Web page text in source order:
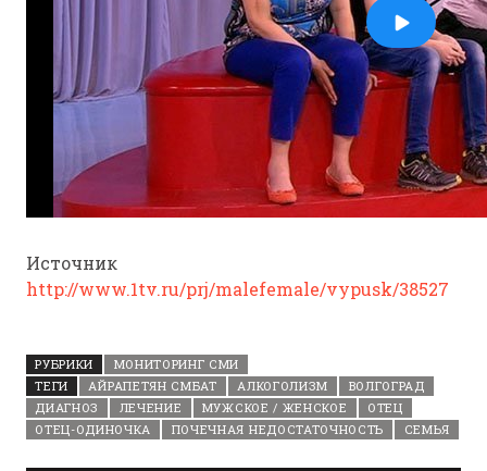
Источник
http://www.1tv.ru/prj/malefemale/vypusk/38527
РУБРИКИ
МОНИТОРИНГ СМИ
ТЕГИ
АЙРАПЕТЯН СМБАТ АЛКОГОЛИЗМ
ВОЛГОГРАД
ДИАГНОЗ
ЛЕЧЕНИЕ МУЖСКОЕ / ЖЕНСКОЕ
ОТЕЦ
ОТЕЦ-ОДИНОЧКА
ПОЧЕЧНАЯ НЕДОСТАТОЧНОСТЬ СЕМЬЯ